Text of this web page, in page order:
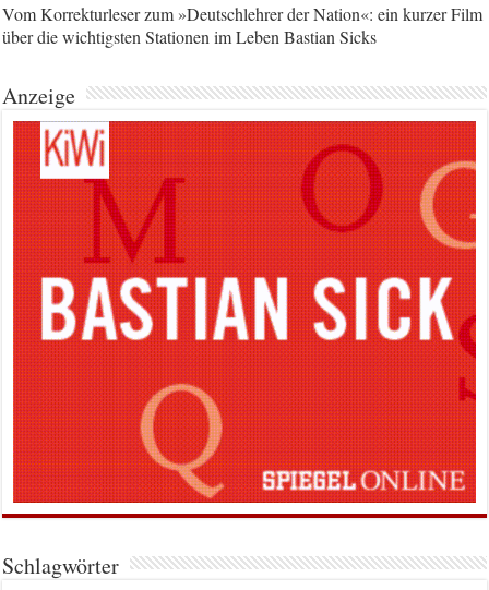
Vom Korrekturleser zum »Deutschlehrer der Nation«: ein kurzer Film
über die wichtigsten Stationen im Leben Bastian Sicks
Anzeige
Schlagwörter